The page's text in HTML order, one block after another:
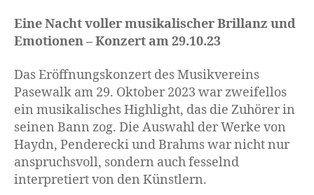
Eine Nacht voller musikalischer Brillanz und
Emotionen – Konzert am 29.10.23
Das Eröffnungskonzert des Musikvereins
Pasewalk am 29. Oktober 2023 war zweifellos
ein musikalisches Highlight, das die Zuhörer in
seinen Bann zog. Die Auswahl der Werke von
Haydn, Penderecki und Brahms war nicht nur
anspruchsvoll, sondern auch fesselnd
interpretiert von den Künstlern.